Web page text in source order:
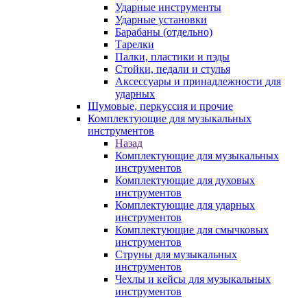
Ударные инструменты
Ударные установки
Барабаны (отдельно)
Тарелки
Палки, пластики и пэды
Стойки, педали и стулья
Аксессуары и принадлежности для
ударных
Шумовые, перкуссия и прочие
Комплектующие для музыкальных
инструментов
Назад
Комплектующие для музыкальных
инструментов
Комплектующие для духовых
инструментов
Комплектующие для ударных
инструментов
Комплектующие для смычковых
инструментов
Струны для музыкальных
инструментов
Чехлы и кейсы для музыкальных
инструментов